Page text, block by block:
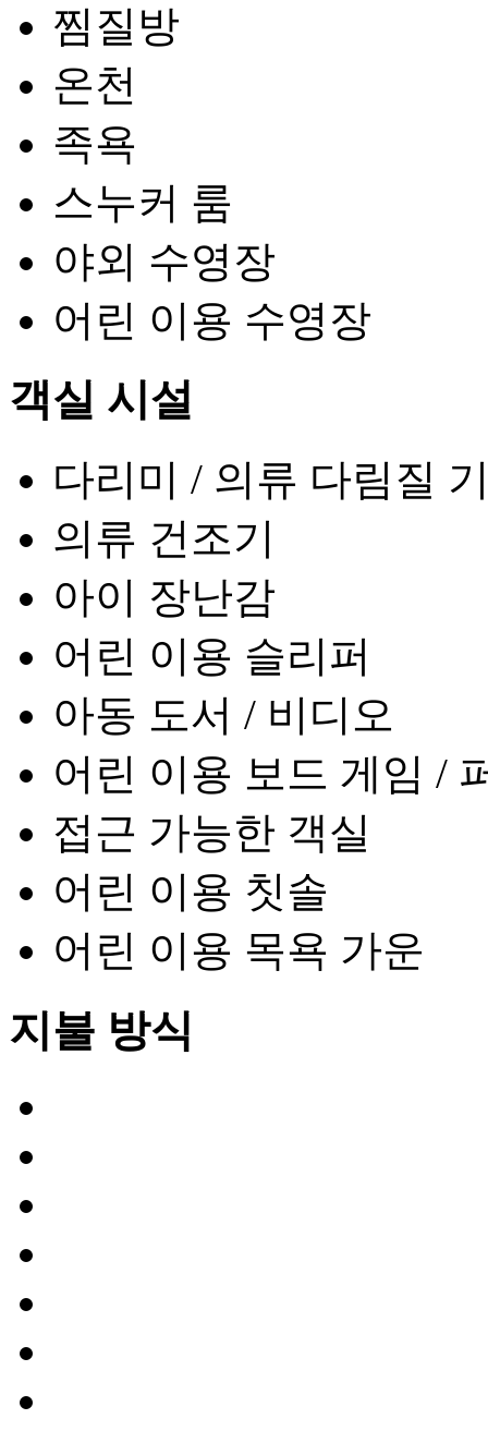
찜질방
온천
족욕
스누커 룸
야외 수영장
어린 이용 수영장
객실 시설
다리미 / 의류 다림질
의류 건조기
아이 장난감
어린 이용 슬리퍼
아동 도서 / 비디오
어린 이용 보드 게임 /
접근 가능한 객실
어린 이용 칫솔
어린 이용 목욕 가운
지불 방식